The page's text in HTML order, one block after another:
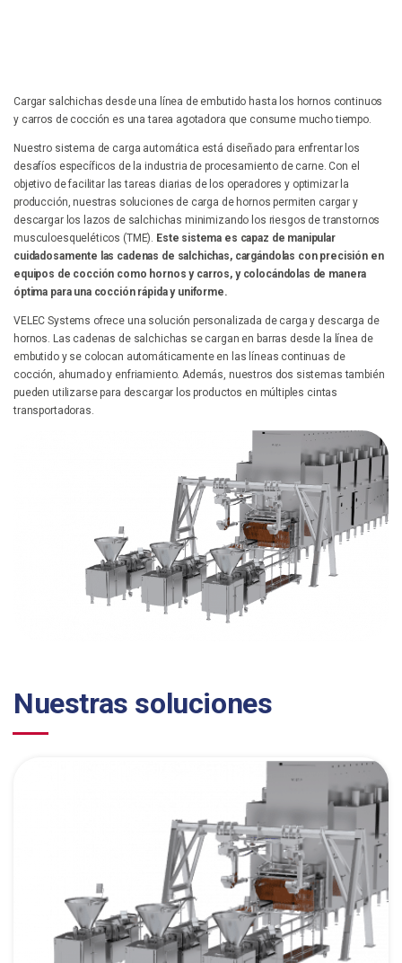
Cargar salchichas desde una línea de embutido hasta los hornos continuos
y carros de cocción es una tarea agotadora que consume mucho tiempo.
Nuestro sistema de carga automática está diseñado para enfrentar los
desafíos específicos de la industria de procesamiento de carne. Con el
objetivo de facilitar las tareas diarias de los operadores y optimizar la
producción, nuestras soluciones de carga de hornos permiten cargar y
descargar los lazos de salchichas minimizando los riesgos de transtornos
musculoesqueléticos (TME). Este sistema es capaz de manipular
cuidadosamente las cadenas de salchichas, cargándolas con precisión en
equipos de cocción como hornos y carros, y colocándolas de manera
óptima para una cocción rápida y uniforme.
VELEC Systems ofrece una solución personalizada de carga y descarga de
hornos. Las cadenas de salchichas se cargan en barras desde la línea de
embutido y se colocan automáticamente en las líneas continuas de
cocción, ahumado y enfriamiento. Además, nuestros dos sistemas también
pueden utilizarse para descargar los productos en múltiples cintas
transportadoras.
Nuestras soluciones